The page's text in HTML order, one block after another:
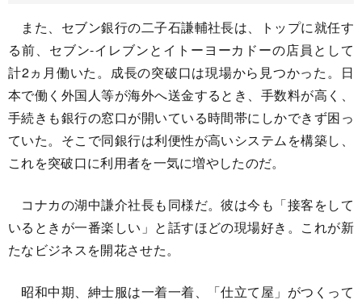
また、セブン銀行の二子石謙輔社長は、トップに就任す
る前、セブン-イレブンとイトーヨーカドーの店員として
計2ヵ月働いた。成長の突破口は現場から見つかった。日
本で働く外国人等が海外へ送金するとき、手数料が高く、
手続きも銀行の窓口が開いている時間帯にしかできず困っ
ていた。そこで同銀行は利便性が高いシステムを構築し、
これを突破口に利用者を一気に増やしたのだ。
コナカの湖中謙介社長も同様だ。彼は今も「接客をして
いるときが一番楽しい」と話すほどの現場好き。これが新
たなビジネスを開花させた。
昭和中期、紳士服は一着一着、「仕立て屋」がつくって